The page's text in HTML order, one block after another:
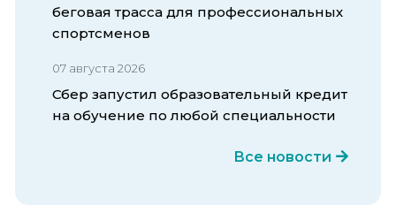
беговая трасса для профессиональных
спортсменов
07 августа 2026
Сбер запустил образовательный кредит
на обучение по любой специальности
Все новости